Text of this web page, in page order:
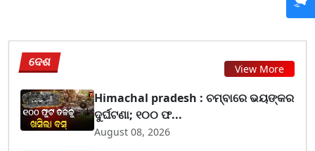
ଦେଶ View More
Himachal pradesh : ଚମ୍ବାରେ ଭୟଙ୍କର
ଦୁର୍ଘଟଣା; ୧୦୦ ଫ...
August 08, 2026